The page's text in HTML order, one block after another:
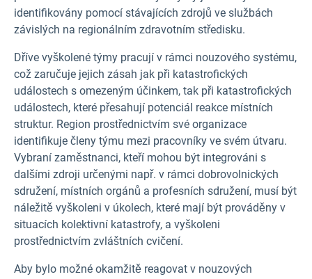
identifikovány pomocí stávajících zdrojů ve službách
závislých na regionálním zdravotním středisku.
Dříve vyškolené týmy pracují v rámci nouzového systému,
což zaručuje jejich zásah jak při katastrofických
událostech s omezeným účinkem, tak při katastrofických
událostech, které přesahují potenciál reakce místních
struktur. Region prostřednictvím své organizace
identifikuje členy týmu mezi pracovníky ve svém útvaru.
Vybraní zaměstnanci, kteří mohou být integrováni s
dalšími zdroji určenými např. v rámci dobrovolnických
sdružení, místních orgánů a profesních sdružení, musí být
náležitě vyškoleni v úkolech, které mají být prováděny v
situacích kolektivní katastrofy, a vyškoleni
prostřednictvím zvláštních cvičení.
Aby bylo možné okamžitě reagovat v nouzových